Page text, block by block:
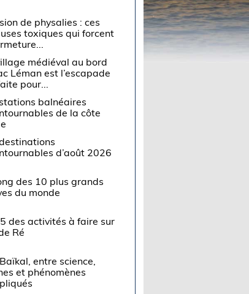
de physalies : ces
toxiques qui forcent
médiéval au bord
Léman est l’escapade
pour...
balnéaires
de la côte
d’août 2026
des 10 plus grands
du monde
des activités à faire sur
Ré
entre science,
et phénomènes